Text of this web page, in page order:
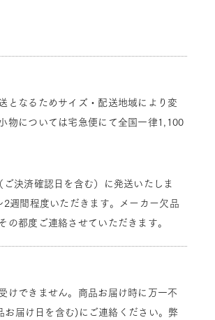
となるためサイズ・配送地域により変
物については宅急便にて全国一律1,100
決済確認日を含む）に発送いたしま
週間程度いただきます。メーカー欠品
の都度ご連絡させていただきます。
けできません。商品お届け時に万一不
お届け日を含む)にご連絡ください。弊